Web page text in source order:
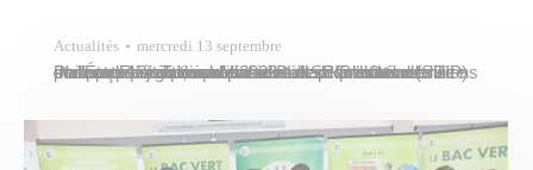
Actualités mercredi 13 septembre
Philippe Fournier, nouveau directeur fonctionnel du service pénitentiaire d’insertion et de probation (SPIP) était reçu par Tavana Michel Buillard à l’hôtel de ville pour une visite de courtoisie et de présentation le mercredi 13 septembre 2023. Le SPIP est un service de l’État chargé de préparer et d’exécuter les décisions de l’autorité judiciaire relatives à…